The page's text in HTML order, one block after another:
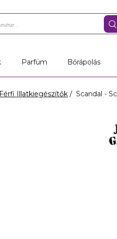
Parfüm Bőrápolás
Férfi Illatkiegészítők Scandal -